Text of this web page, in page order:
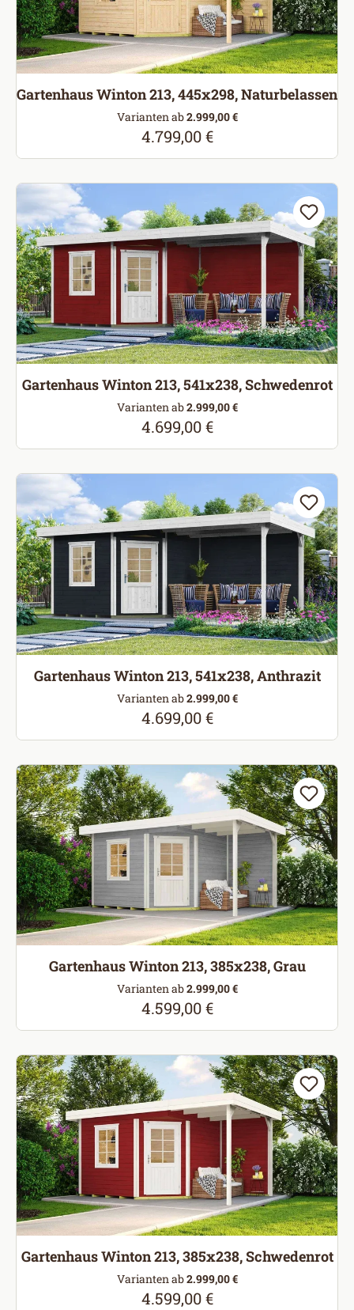
Gartenhaus Winton 213, 445x298, Naturbelassen
Varianten ab2.999,00 €
Regulärer Preis:
4.799,00 €
Gartenhaus Winton 213, 541x238, Schwedenrot
Varianten ab2.999,00 €
Regulärer Preis:
4.699,00 €
Gartenhaus Winton 213, 541x238, Anthrazit
Varianten ab2.999,00 €
Regulärer Preis:
4.699,00 €
Gartenhaus Winton 213, 385x238, Grau
Varianten ab2.999,00 €
Regulärer Preis:
4.599,00 €
Gartenhaus Winton 213, 385x238, Schwedenrot
Varianten ab2.999,00 €
Regulärer Preis:
4.599,00 €